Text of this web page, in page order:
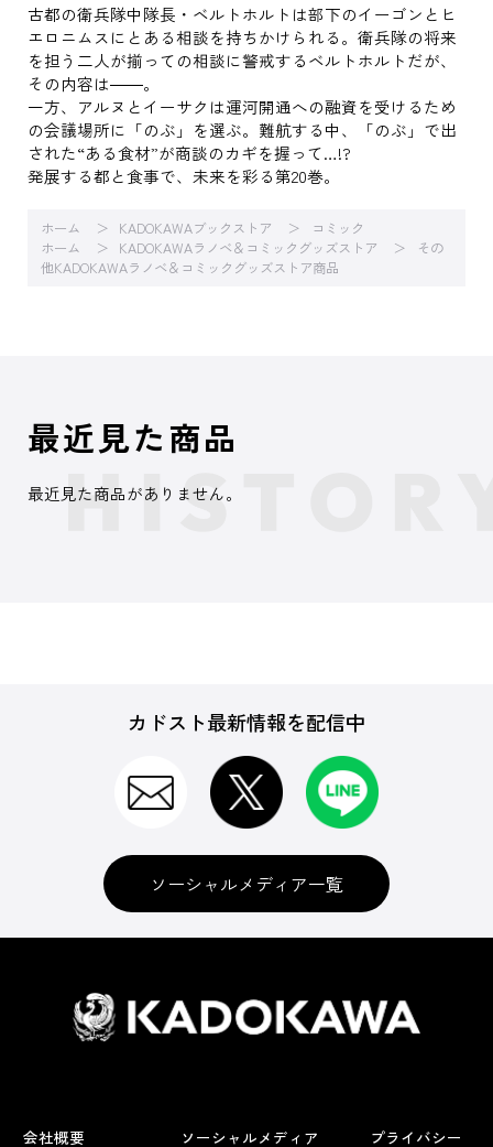
古都の衛兵隊中隊長・ベルトホルトは部下のイーゴンとヒ
エロニムスにとある相談を持ちかけられる。衛兵隊の将来
を担う二人が揃っての相談に警戒するベルトホルトだが、
その内容は――。
一方、アルヌとイーサクは運河開通への融資を受けるため
の会議場所に「のぶ」を選ぶ。難航する中、「のぶ」で出
された“ある食材”が商談のカギを握って…!?
発展する都と食事で、未来を彩る第20巻。
ホーム KADOKAWAブックストア
コミック
ホーム
KADOKAWAラノベ＆コミックグッズストア
その
他KADOKAWAラノベ＆コミックグッズストア商品
最近見た商品
最近見た商品がありません。
カドスト最新情報を配信中
ソーシャルメディア一覧
会社概要 ソーシャルメディア プライバシー